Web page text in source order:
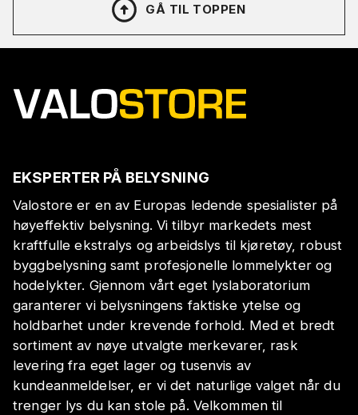
GÅ TIL TOPPEN
EKSPERTER PÅ BELYSNING
Valostore er en av Europas ledende spesialister på
høyeffektiv belysning. Vi tilbyr markedets mest
kraftfulle ekstralys og arbeidslys til kjøretøy, robust
byggbelysning samt profesjonelle lommelykter og
hodelykter. Gjennom vårt eget lyslaboratorium
garanterer vi belysningens faktiske ytelse og
holdbarhet under krevende forhold. Med et bredt
sortiment av nøye utvalgte merkevarer, rask
levering fra eget lager og tusenvis av
kundeanmeldelser, er vi det naturlige valget når du
trenger lys du kan stole på. Velkommen til